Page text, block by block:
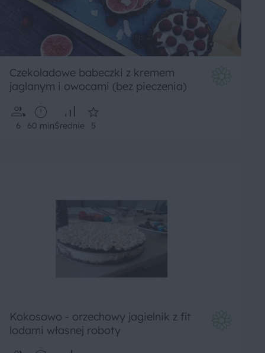
Czekoladowe babeczki z kremem
jaglanym i owocami (bez pieczenia)
6 60 minŚrednie 5
Kokosowo - orzechowy jagielnik z fit
lodami własnej roboty